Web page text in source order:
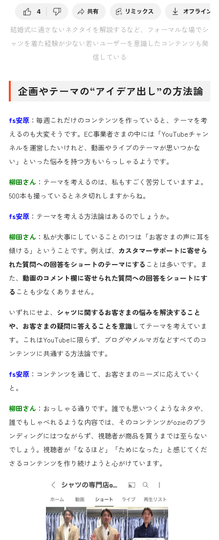
結婚式に適さないネクタイを解説するなど、フォーマルな場でシ
ャツを着た経験が少ない若いユーザーを意識したコンテンツも発
信している
企画やテーマの“アイデア出し”の方法論
fs安原：毎週これだけのコンテンツを作っていると、テーマを考
えるのも大変そうです。EC事業者さまの中には「YouTubeチャン
ネルを運営したいけれど、動画やライブのテーマが思いつかな
い」といった悩みを持つ方もいらっしゃるようです。
柳田さん ：テーマを考えるのは、私もすごく苦労していますよ。
500本も撮っているとネタ切れしますからね。
fs安原：テーマを考える方法論はあるのでしょうか。
柳田さん ：私が大事にしていることの1つは「お客さまの声に耳を
傾ける」ということです。例えば、 カスタマーサポートに寄せら
れた質問への回答をショートのテーマにする ことは多いです。ま
た、 動画のコメント欄に寄せられた質問への回答をショートにす
る ことも少なくありません。
いずれにせよ、 シャツに関するお客さまの悩みを解決すること
や、お客さまの疑問に答えることを意識してテーマを考えていま
す。これはYouTubeに限らず、ブログやメルマガなどすべてのコ
ンテンツに共通する方法論です。
fs安原：コンテンツを通じて、お客さまのニーズに応えていく
と。
柳田さん ：おっしゃる通りです。誰でも思いつくようなネタや、
誰でもしゃべれるような内容では、そのコンテンツがozieのブラ
ンディングにはつながらず、視聴者が商品を買うまでは至らない
でしょう。視聴者が「なるほど」「ためになった」と感じてくだ
さるコンテンツを作り続けようと心がけています。